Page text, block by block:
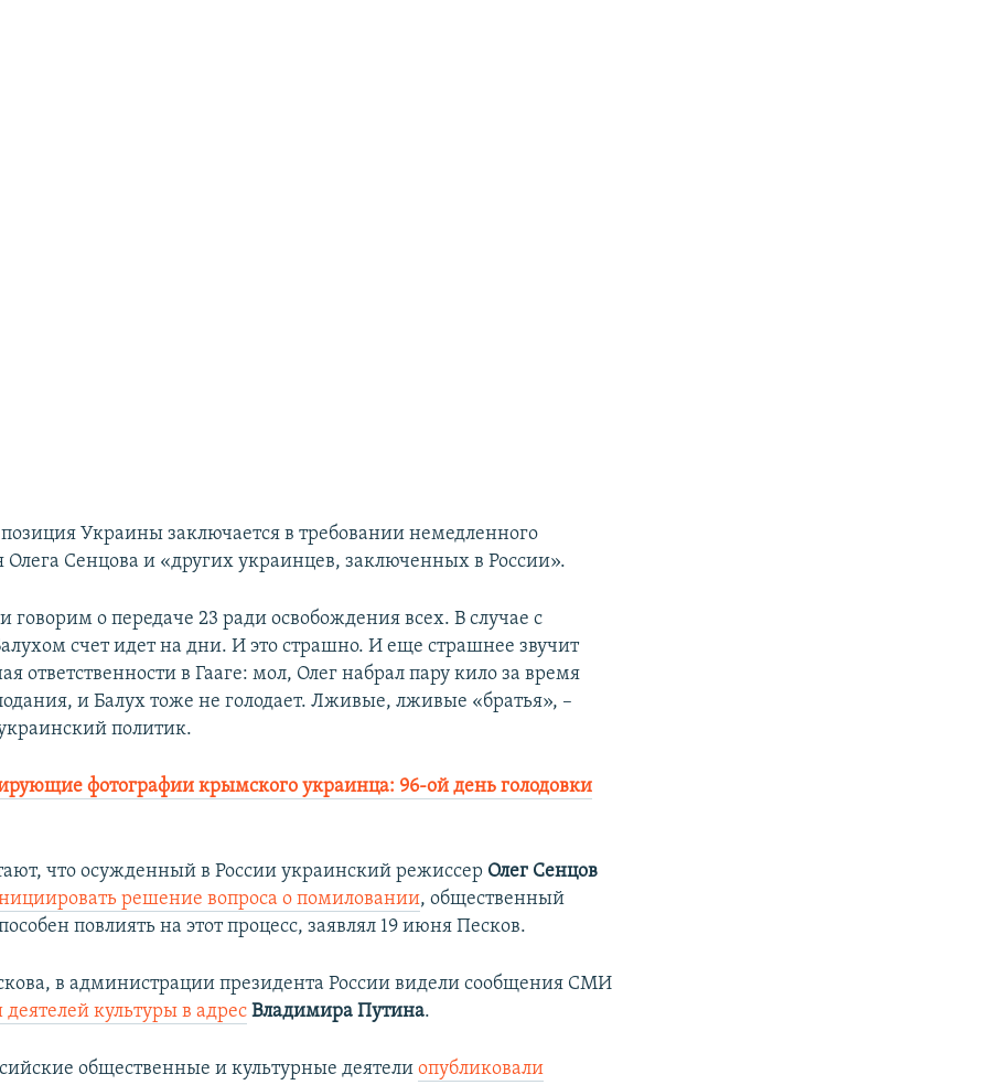
Украины заключается в требовании немедленного
Олега Сенцова и «других украинцев, заключенных в России».
говорим о передаче 23 ради освобождения всех. В случае с
счет идет на дни. И это страшно. И еще страшнее звучит
ответственности в Гааге: мол, Олег набрал пару кило за время
и Балух тоже не голодает. Лживые, лживые «братья», –
политик.
фотографии крымского украинца: 96-ой день голодовки
что осужденный в России украинский режиссер Олег Сенцов
решение вопроса о помиловании, общественный
повлиять на этот процесс, заявлял 19 июня Песков.
в администрации президента России видели сообщения СМИ
культуры в адрес Владимира Путина.
общественные и культурные деятелиопубликовали